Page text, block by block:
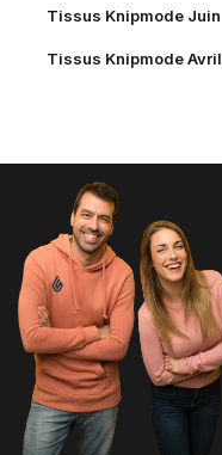
Tissus Knipmode Juin
Tissus Knipmode Avril